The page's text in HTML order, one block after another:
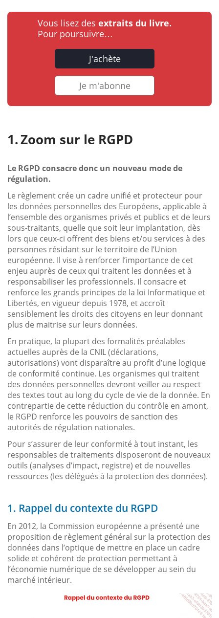
Vous lisez des extraits du livre.
Pour poursuivre…
J'achète
Je m'abonne
Zoom sur le RGPD
Le RGPD consacre donc un nouveau mode de
régulation.
Le règlement crée un cadre unifié et protecteur pour
les données personnelles des Européens, applicable à
l’ensemble des organismes privés et publics et de leurs
sous-traitants, quelle que soit leur implantation, dès
lors que ceux-ci offrent des biens et/ou services à des
personnes résidant sur le territoire de l’Union
européenne. Il vise à renforcer l’importance de cet
enjeu auprès de ceux qui traitent les données et à
responsabiliser les professionnels. Il consacre et
renforce les grands principes de la loi Informatique et
Libertés, en vigueur depuis 1978, et accroît
sensiblement les droits des citoyens en leur donnant
plus de maitrise sur leurs données.
En pratique, la plupart des formalités préalables
actuelles auprès de la CNIL (déclarations,
autorisations) vont disparaître au profit d’une logique
de conformité continue. Les organismes qui traitent
des données personnelles devront veiller au respect
des textes tout au long du cycle de vie de la donnée. En
contrepartie de cette réduction du contrôle en amont,
le RGPD renforce les pouvoirs de sanction des
autorités de régulation nationales.
Pour s’assurer de leur conformité à tout instant, les
responsables de traitements disposeront de nouveaux
outils (analyses d’impact, registre) et de nouvelles
ressources (les délégués à la protection des données).
1. Rappel du contexte du RGPD
En 2012, la Commission européenne a présenté une
proposition de règlement général sur la protection des
données dans l’optique de mettre en place un cadre
solide et cohérent de protection permettant à
l’économie numérique de se développer au sein du
marché intérieur.